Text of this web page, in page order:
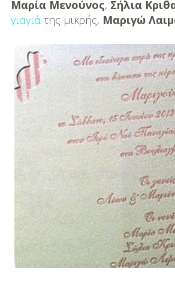
Μαρία Μενούνος, Σήλια
γιαγιάτης μικρής, Μαριγώ